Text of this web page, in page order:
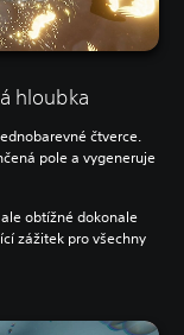
hloubka
čtverce.
pole a vygeneruje
obtížné dokonale
zážitek pro všechny